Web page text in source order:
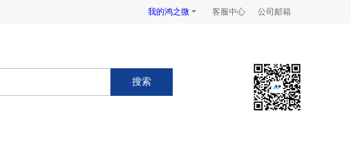
我的鸿之微 客服中心 公司邮箱
搜索